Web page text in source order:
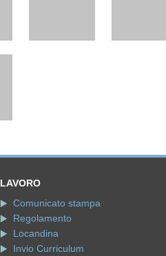
LAVORO
Comunicato stampa
Regolamento
Locandina
Invio Curriculum